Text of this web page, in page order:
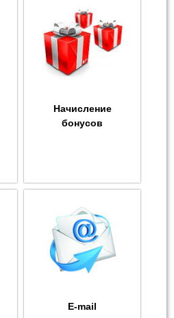
Начисление
бонусов
E-mail